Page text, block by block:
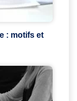
: motifs et